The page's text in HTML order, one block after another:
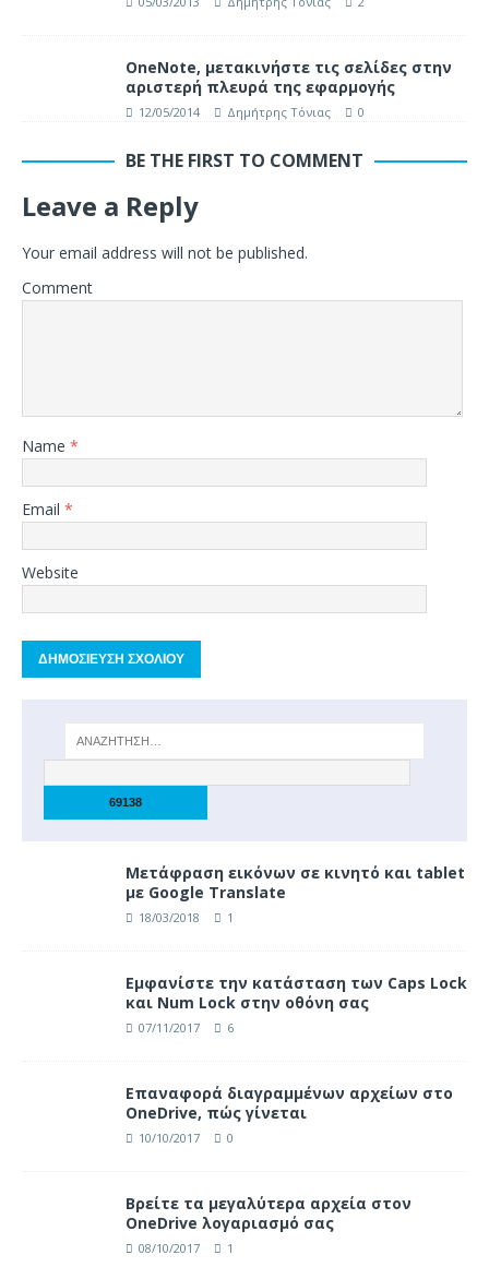
OneNote, μετακινήστε τις σελίδες στην
αριστερή πλευρά της εφαρμογής
12/05/2014 Δημήτρης Τόνιας 0
BE THE FIRST TO COMMENT
Leave a Reply
Your email address will not be published.
Comment
Name *
Email *
Website
Μετάφραση εικόνων σε κινητό και tablet
με Google Translate
18/03/2018 1
Eμφανίστε την κατάσταση των Caps Lock
και Num Lock στην οθόνη σας
07/11/2017 6
Επαναφορά διαγραμμένων αρχείων στο
OneDrive, πώς γίνεται
10/10/2017 0
Βρείτε τα μεγαλύτερα αρχεία στον
OneDrive λογαριασμό σας
08/10/2017 1